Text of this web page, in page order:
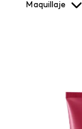
Maquillaje